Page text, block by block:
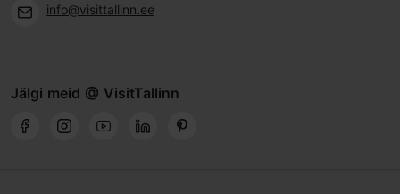
info@visittallinn.ee
Jälgi meid @ VisitTallinn